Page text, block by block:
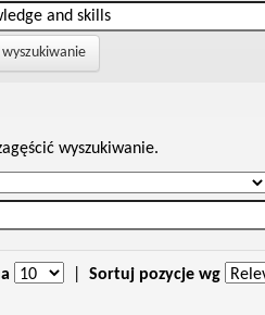
wyszukiwanie.
Sortuj pozycje wg